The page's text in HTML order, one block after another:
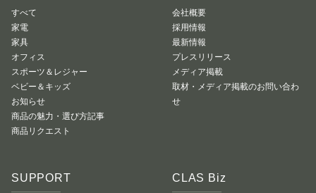
すべて
家電
家具
オフィス
スポーツ＆レジャー
ベビー＆キッズ
お知らせ
商品の魅力・選び方記事
商品リクエスト
会社概要
採用情報
最新情報
プレスリリース
メディア掲載
取材・メディア掲載のお問い合わ
せ
SUPPORT CLAS Biz